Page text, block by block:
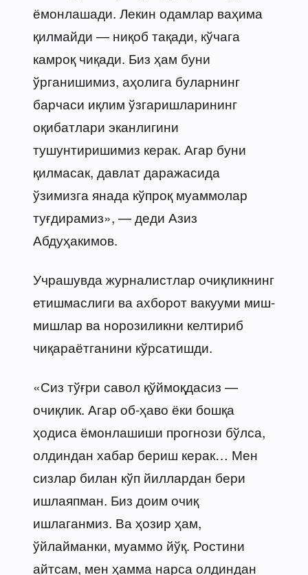
ёмонлашади. Лекин одамлар ваҳима
қилмайди — ниқоб тақади, кўчага
камроқ чиқади. Биз ҳам буни
ўрганишимиз, аҳолига буларнинг
барчаси иқлим ўзгаришларининг
оқибатлари эканлигини
тушунтиришимиз керак. Агар буни
қилмасак, давлат даражасида
ўзимизга янада кўпроқ муаммолар
туғдирамиз», — деди Азиз
Абдуҳакимов.
Учрашувда журналистлар очиқликнинг
етишмаслиги ва ахборот вакууми миш-
мишлар ва норозиликни келтириб
чиқараётганини кўрсатишди.
«Сиз тўғри савол қўймоқдасиз —
очиқлик. Агар об-ҳаво ёки бошқа
ҳодиса ёмонлашиши прогнози бўлса,
олдиндан хабар бериш керак… Мен
сизлар билан кўп йиллардан бери
ишлаяпман. Биз доим очиқ
ишлаганмиз. Ва ҳозир ҳам,
ўйлайманки, муаммо йўқ. Ростини
айтсам, мен ҳамма нарса олдиндан